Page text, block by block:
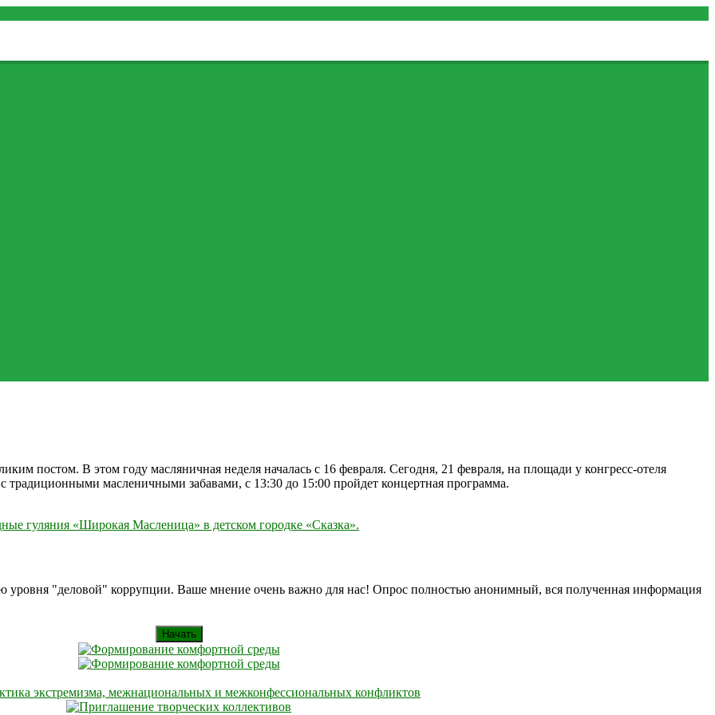
постом. В этом году масляничная неделя началась с 16 февраля. Сегодня, 21 февраля, на площади у конгресс-отеля
традиционными масленичными забавами, с 13:30 до 15:00 пройдет концертная программа.
гуляния «Широкая Масленица» в детском городке «Сказка».
уровня "деловой" коррупции. Ваше мнение очень важно для нас! Опрос полностью анонимный, вся полученная информация
Начать